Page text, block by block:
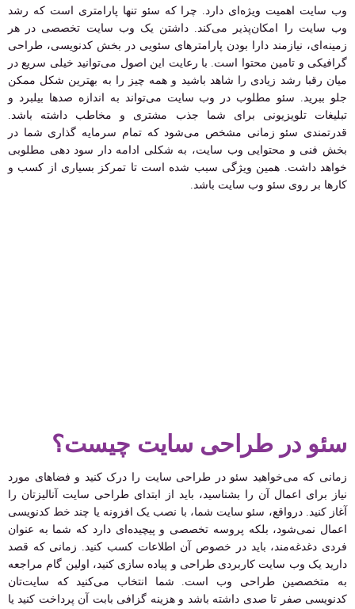
وب سایت اهمیت ویژه‌ای دارد. چرا که سئو تنها پارامتری است که رشد
وب سایت را امکان‌پذیر می‌کند. داشتن یک وب سایت تخصصی در هر
زمینه‌ای، نیازمند دارا بودن پارامترهای سئویی در بخش کدنویسی، طراحی
گرافیکی و تامین محتوا است. با رعایت این اصول می‌توانید خیلی سریع در
میان رقبا رشد زیادی را شاهد باشید و همه چیز را به بهترین شکل ممکن
جلو ببرید. سئو مطلوب در وب سایت می‌تواند به اندازه صدها بیلبرد و
تبلیغات تلویزیونی برای شما جذب مشتری و مخاطب داشته باشد.
قدرتمندی سئو زمانی مشخص می‌شود که تمام سرمایه گذاری شما در
بخش فنی و محتوایی وب سایت، به شکلی ادامه دار سود دهی مطلوبی
خواهد داشت. همین ویژگی سبب شده است تا تمرکز بسیاری از کسب و
کارها بر روی سئو وب سایت باشد.
سئو در طراحی سایت چیست؟
زمانی که می‌خواهید سئو در طراحی سایت را درک کنید و فضاهای مورد
نیاز برای اعمال آن را بشناسید، باید از ابتدای طراحی سایت آنالیزتان را
آغاز کنید. درواقع، سئو سایت شما، با نصب یک افزونه یا چند خط کدنویسی
اعمال نمی‌شود، بلکه پروسه تخصصی و پیچیده‌ای دارد که شما به عنوان
فردی دغدغه‌مند، باید در خصوص آن اطلاعات کسب کنید. زمانی که قصد
دارید یک وب سایت کاربردی طراحی و پیاده سازی کنید، اولین گام مراجعه
به متخصصین طراحی وب است. شما انتخاب می‌کنید که سایت‌تان
کدنویسی صفر تا صدی داشته باشد و هزینه گزافی بابت آن پرداخت کنید یا